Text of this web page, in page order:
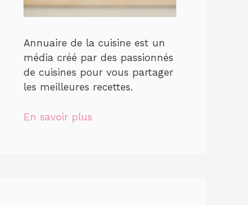
Annuaire de la cuisine est un
média créé par des passionnés
de cuisines pour vous partager
les meilleures recettes.
En savoir plus